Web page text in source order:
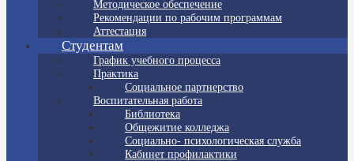
Методическое обеспечение
Рекомендации по рабочим программам
Аттестация
Студентам
График учебного процесса
Практика
Социальное партнерство
Воспитательная работа
Библиотека
Общежитие колледжа
Социально- психологическая служба
Кабинет профилактики